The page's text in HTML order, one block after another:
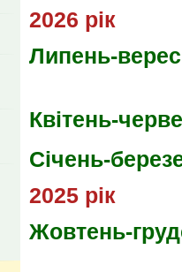
2026 рік
Липень-
Квітень-
Січень-
2025 рік
Жовтень-